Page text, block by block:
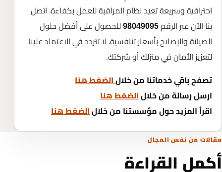
احترافية وسريعة تعيد نظام المراقبة للعمل بكفاءة. اتصل
بنا الآن عبر الرقم 98049095 للحصول على أفضل حلول
الصيانة والإصلاح بأسعار تنافسية. لا تتردد في الاعتماد علينا
لتعزيز الأمان في منزلك أو شركتك.
تصفح باقي خدماتنا من خلال الضغط هنا
ارسل رسالة من خلال الضغط هنا
اقرأ المزيد حول مؤسستنا من خلال الضغط هنا
مقالات من نفس المجال
أكمل القراءة